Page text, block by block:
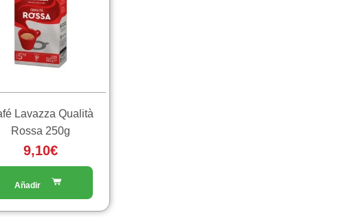
Lavazza Qualità
Rossa 250g
9,10€